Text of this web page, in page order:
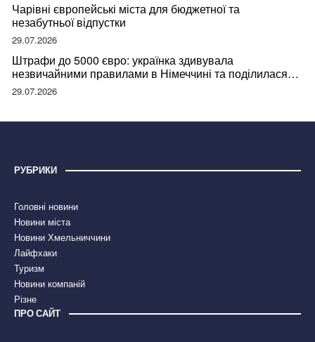
Чарівні європейські міста для бюджетної та
незабутньої відпустки
29.07.2026
Штрафи до 5000 євро: українка здивувала
незвичайними правилами в Німеччині та поділилася
правдою
29.07.2026
РУБРИКИ
Головні новини
Новини міста
Новини Хмельниччини
Лайфхаки
Туризм
Новини компаній
Різне
ПРО САЙТ